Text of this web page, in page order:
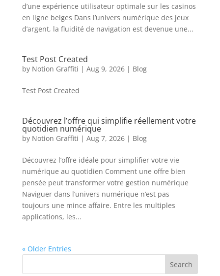
d’une expérience utilisateur optimale sur les casinos
en ligne belges Dans l’univers numérique des jeux
d’argent, la fluidité de navigation est devenue une...
Test Post Created
by Notion Graffiti | Aug 9, 2026| Blog
Test Post Created
Découvrez l’offre qui simplifie réellement votre
quotidien numérique
by Notion Graffiti | Aug 7, 2026| Blog
Découvrez l’offre idéale pour simplifier votre vie
numérique au quotidien Comment une offre bien
pensée peut transformer votre gestion numérique
Naviguer dans l’univers numérique n’est pas
toujours une mince affaire. Entre les multiples
applications, les...
« Older Entries
Search